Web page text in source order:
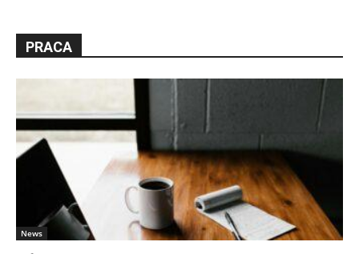
PRACA
News